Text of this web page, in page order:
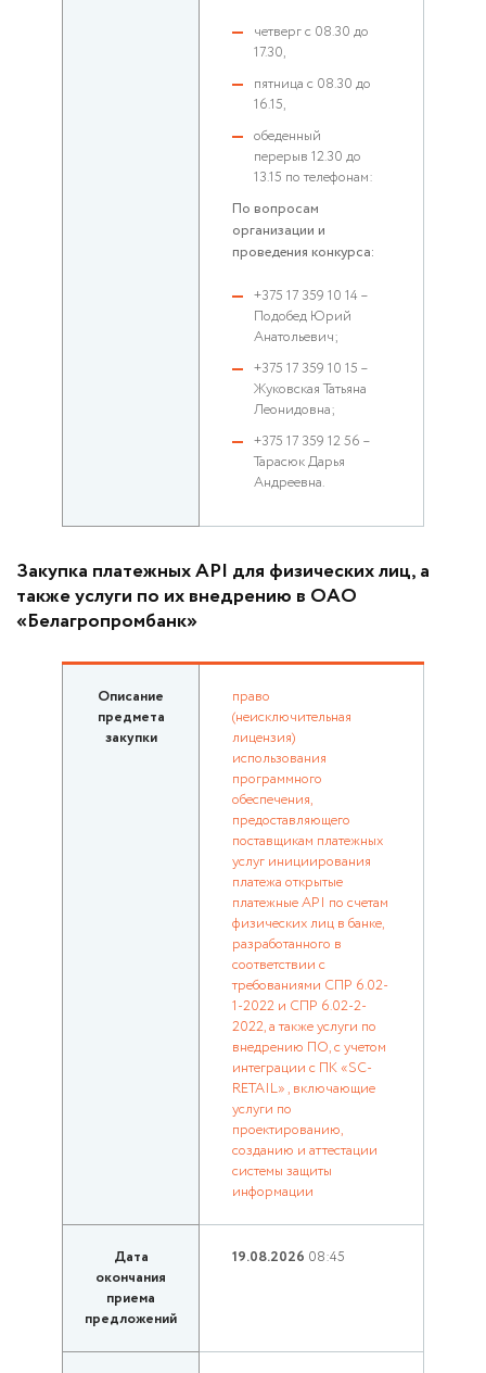
четверг с 08.30 до
17.30,
пятница с 08.30 до
16.15,
обеденный
перерыв 12.30 до
13.15 по телефонам:
По вопросам
организации и
проведения конкурса:
+375 17 359 10 14 –
Подобед Юрий
Анатольевич;
+375 17 359 10 15 –
Жуковская Татьяна
Леонидовна;
+375 17 359 12 56 –
Тарасюк Дарья
Андреевна.
Закупка платежных API для физических лиц, а
также услуги по их внедрению в ОАО
«Белагропромбанк»
Описание
предмета
закупки
право
(неисключительная
лицензия)
использования
программного
обеспечения,
предоставляющего
поставщикам платежных
услуг инициирования
платежа открытые
платежные API по счетам
физических лиц в банке,
разработанного в
соответствии с
требованиями СПР 6.02-
1-2022 и СПР 6.02-2-
2022, а также услуги по
внедрению ПО, с учетом
интеграции с ПК «SC-
RETAIL» , включающие
услуги по
проектированию,
созданию и аттестации
системы защиты
информации
Дата
окончания
приема
предложений
19.08.2026 08:45